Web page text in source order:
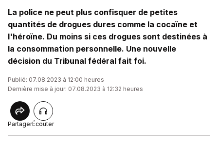
La police ne peut plus confisquer de petites
quantités de drogues dures comme la cocaïne et
l'héroïne. Du moins si ces drogues sont destinées à
la consommation personnelle. Une nouvelle
décision du Tribunal fédéral fait foi.
Publié: 07.08.2023 à 12:00 heures
Dernière mise à jour: 07.08.2023 à 12:32 heures
PartagerÉcouter